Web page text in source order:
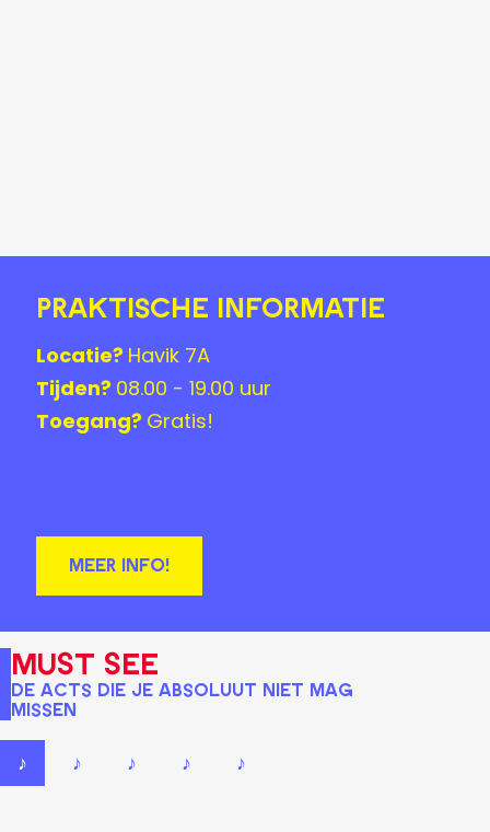
Praktische informatie
Locatie? Havik 7A
Tijden? 08.00 - 19.00 uur
Toegang? Gratis!
MEER INFO!
Must See
De acts die je absoluut niet mag
missen
♪ ♪ ♪ ♪ ♪